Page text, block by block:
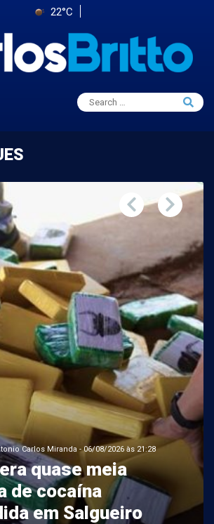
22°C
Search
for:
Search
Carlos Miranda - 06/08/2026 às 21:28
quase meia
de cocaína
em Salgueiro